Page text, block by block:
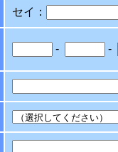
セイ：
- -